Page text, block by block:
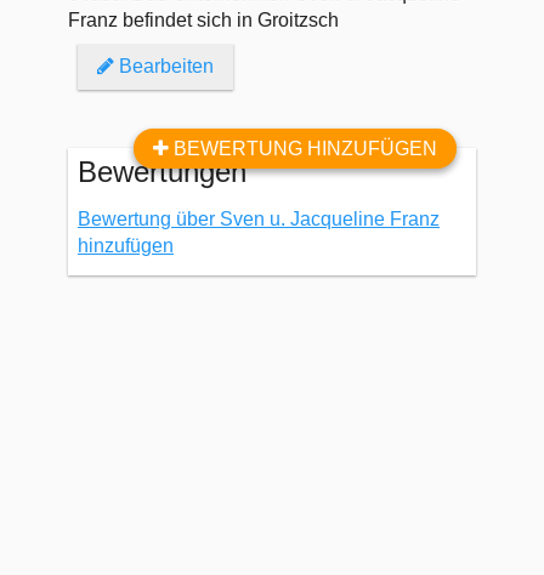
Franz befindet sich in Groitzsch
Bearbeiten
BEWERTUNG HINZUFÜGEN
Bewertungen
Bewertung über Sven u. Jacqueline Franz
hinzufügen